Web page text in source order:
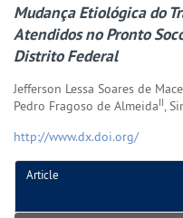
Mudança Etiológica do
Atendidos no Pronto
Distrito Federal
Jefferson Lessa Soares de
Pedro Fragoso de AlmeidaII,
http://www.dx.doi.org/
Article